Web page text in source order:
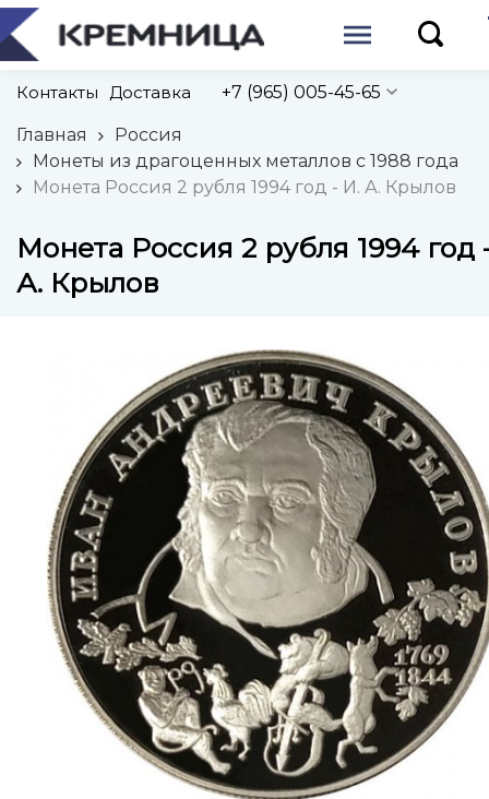
Контакты Доставка +7 (965) 005-45-65
Главная
Россия
Монеты из драгоценных металлов с 1988 года
Монета Россия 2 рубля 1994 год - И. А. Крылов
Монета Россия 2 рубля 1994 год
А. Крылов